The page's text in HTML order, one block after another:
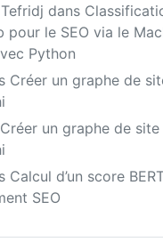
dans
pour le SEO via le
Python
Créer un graphe de
Créer un graphe de site
Calcul d’un score
SEO